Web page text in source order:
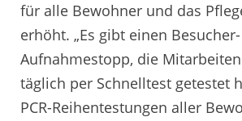
für alle Bewohner und das
erhöht. „Es gibt einen
Aufnahmestopp, die
täglich per Schnelltest getestet
PCR-Reihentestungen aller